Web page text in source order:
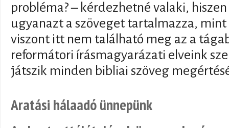
probléma? – kérdezhetné valaki,
ugyanazt a szöveget tartalmazza, mint
viszont itt nem található meg az a
reformátori írásmagyarázati elveink
játszik minden bibliai szöveg
Aratási hálaadó ünnepünk